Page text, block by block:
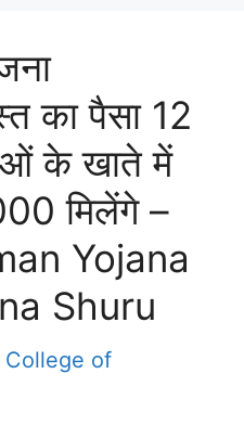
का पैसा 12
के खाते में
मिलेंगे –
Yojana
Shuru
College of